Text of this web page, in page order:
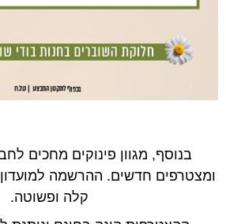
בנוסף, מגוון פינוקים מחכים
ומצטרפים חדשים. ההרשמה למועדון
קלה ופשוטה.